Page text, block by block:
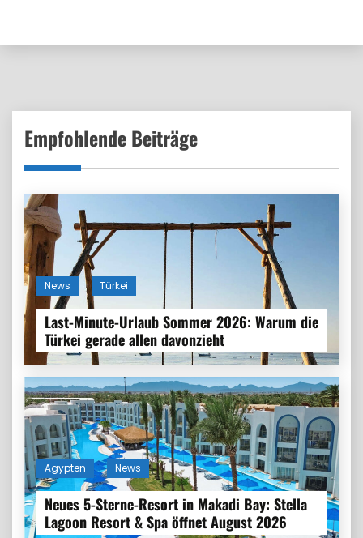
Empfohlende Beiträge
News Türkei
Last-Minute-Urlaub Sommer 2026: Warum die
Türkei gerade allen davonzieht
Ägypten News
Neues 5-Sterne-Resort in Makadi Bay: Stella
Lagoon Resort & Spa öffnet August 2026